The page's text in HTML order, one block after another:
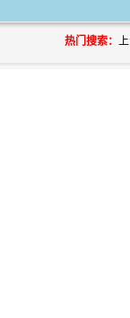
热门搜索：